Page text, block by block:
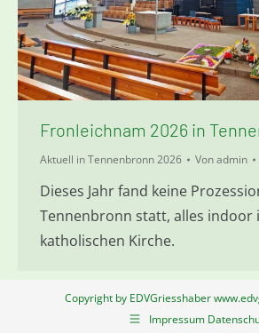
Fronleichnam 2026 in
Aktuell in Tennenbronn 2026 Vonadmin
Dieses Jahr fand keine
Tennenbronn statt, alles indoor
katholischen Kirche.
Copyright by EDVGriesshaber
Impressum